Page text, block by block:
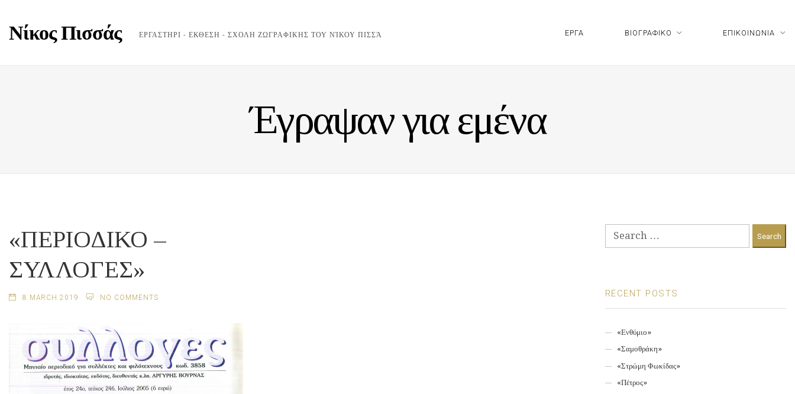
Νίκος Πισσάς ΕΡΓΑΣΤΗΡΙ - ΕΚΘΕΣΗ - ΣΧΟΛΗ ΖΩΓΡΑΦΙΚΗΣ ΤΟΥ ΝΊΚΟΥ ΠΙΣΣΆ ΕΡΓΑ ΒΙΟΓΡΑΦΙΚΟ ΕΠΙΚΟΙΝΩΝΙΑ
Έγραψαν για εμένα
«ΠΕΡΙΟΔΙΚΟ –
ΣΥΛΛΟΓΕΣ»
8 MARCH 2019 NO COMMENTS
for:
RECENT POSTS
«Ενθύμιο»
«Σαμοθράκη»
«Στρώμη Φωκίδας»
«Πέτρος»